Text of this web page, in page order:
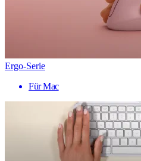
Ergo-Serie
Für Mac